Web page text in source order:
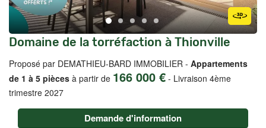
Domaine de la torréfaction à Thionville
Proposé par DEMATHIEU-BARD IMMOBILIER - Appartements
de 1 à 5 pièces à partir de 166 000 € - Livraison 4ème
trimestre 2027
Demande d'information